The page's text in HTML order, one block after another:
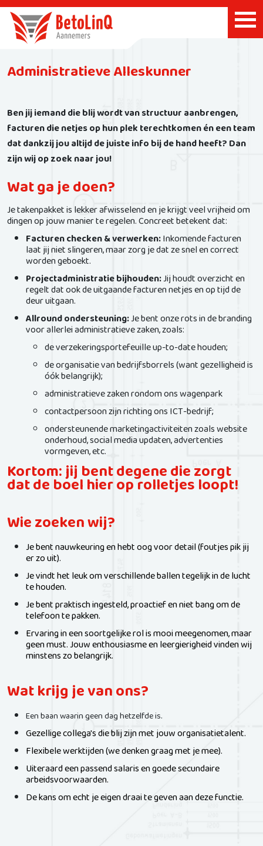
Administratieve Alleskunner
Ben jij iemand die blij wordt van structuur aanbrengen,
facturen die netjes op hun plek terechtkomen én een team
dat dankzij jou altijd de juiste info bij de hand heeft? Dan
zijn wij op zoek naar jou!
Wat ga je doen?
Je takenpakket is lekker afwisselend en je krijgt veel vrijheid om
dingen op jouw manier te regelen. Concreet betekent dat:
Facturen checken & verwerken:Inkomende facturen
laat jij niet slingeren, maar zorg je dat ze snel en correct
worden geboekt.
Projectadministratie bijhouden:Jij houdt overzicht en
regelt dat ook de uitgaande facturen netjes en op tijd de
deur uitgaan.
Allround ondersteuning:Je bent onze rots in de branding
voor allerlei administratieve zaken, zoals:
de verzekeringsportefeuille up-to-date houden;
de organisatie van bedrijfsborrels (want gezelligheid is
óók belangrijk);
administratieve zaken rondom ons wagenpark
contactpersoon zijn richting ons ICT-bedrijf;
ondersteunende marketingactiviteiten zoals website
onderhoud, social media updaten, advertenties
vormgeven, etc.
Kortom: jij bent degene die zorgt
dat de boel hier op rolletjes loopt!
Wie zoeken wij?
Je bent nauwkeuring en hebt oog voor detail (foutjes pik jij
er zo uit).
Je vindt het leuk om verschillende ballen tegelijk in de lucht
te houden.
Je bent praktisch ingesteld, proactief en niet bang om de
telefoon te pakken.
Ervaring in een soortgelijke rol is mooi meegenomen, maar
geen must. Jouw enthousiasme en leergierigheid vinden wij
minstens zo belangrijk.
Wat krijg je van ons?
Een baan waarin geen dag hetzelfde is.
Gezellige collega's die blij zijn met jouw organisatietalent.
Flexibele werktijden (we denken graag met je mee).
Uiteraard een passend salaris en goede secundaire
arbeidsvoorwaarden.
De kans om echt je eigen draai te geven aan deze functie.